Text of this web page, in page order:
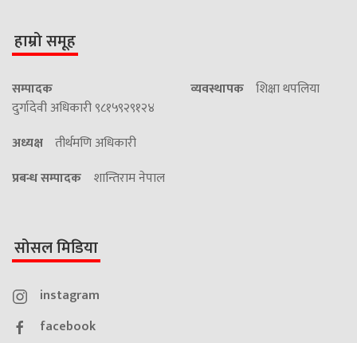
हाम्रो समूह
सम्पादक
दुर्गादेवी अधिकारी ९८१५९२९१२४
व्यवस्थापक शिक्षा थपलिया
अध्यक्ष तीर्थमणि अधिकारी
प्रबन्ध सम्पादक शान्तिराम नेपाल
सोसल मिडिया
instagram
facebook